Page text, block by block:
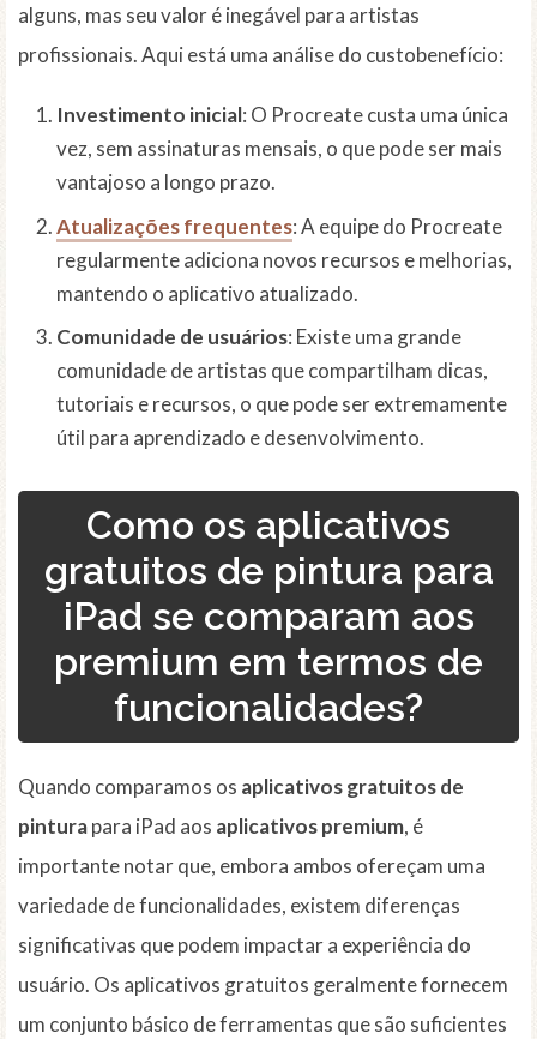
alguns, mas seu valor é inegável para artistas
profissionais. Aqui está uma análise do custobenefício:
Investimento inicial: O Procreate custa uma única
vez, sem assinaturas mensais, o que pode ser mais
vantajoso a longo prazo.
Atualizações frequentes: A equipe do Procreate
regularmente adiciona novos recursos e melhorias,
mantendo o aplicativo atualizado.
Comunidade de usuários: Existe uma grande
comunidade de artistas que compartilham dicas,
tutoriais e recursos, o que pode ser extremamente
útil para aprendizado e desenvolvimento.
Como os aplicativos
gratuitos de pintura para
iPad se comparam aos
premium em termos de
funcionalidades?
Quando comparamos os aplicativos gratuitos de
pinturapara iPad aos aplicativos premium, é
importante notar que, embora ambos ofereçam uma
variedade de funcionalidades, existem diferenças
significativas que podem impactar a experiência do
usuário. Os aplicativos gratuitos geralmente fornecem
um conjunto básico de ferramentas que são suficientes